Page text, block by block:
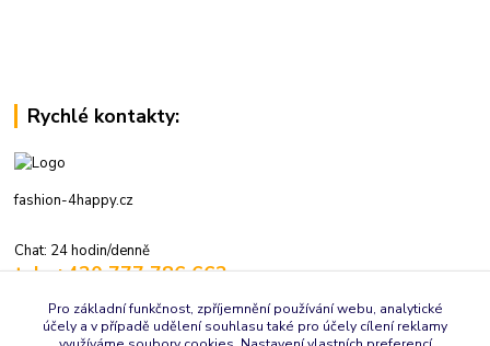
Rychlé kontakty:
fashion-4happy.cz
Chat: 24 hodin/denně
tel.: +420 777 786 662
info@fashion-4happy.cz
Pro základní funkčnost, zpříjemnění používání webu, analytické
účely a v případě udělení souhlasu také pro účely cílení reklamy